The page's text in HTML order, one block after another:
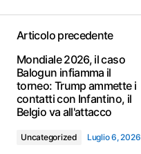
Articolo precedente
Mondiale 2026, il caso
Balogun infiamma il
torneo: Trump ammette i
contatti con Infantino, il
Belgio va all'attacco
Uncategorized Luglio 6, 2026